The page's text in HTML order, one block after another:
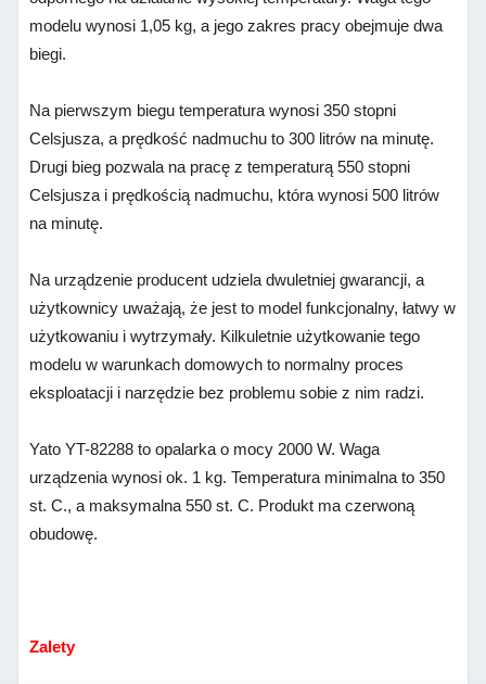
modelu wynosi 1,05 kg, a jego zakres pracy obejmuje dwa
biegi.
Na pierwszym biegu temperatura wynosi 350 stopni
Celsjusza, a prędkość nadmuchu to 300 litrów na minutę.
Drugi bieg pozwala na pracę z temperaturą 550 stopni
Celsjusza i prędkością nadmuchu, która wynosi 500 litrów
na minutę.
Na urządzenie producent udziela dwuletniej gwarancji, a
użytkownicy uważają, że jest to model funkcjonalny, łatwy w
użytkowaniu i wytrzymały. Kilkuletnie użytkowanie tego
modelu w warunkach domowych to normalny proces
eksploatacji i narzędzie bez problemu sobie z nim radzi.
Yato YT-82288 to opalarka o mocy 2000 W. Waga
urządzenia wynosi ok. 1 kg. Temperatura minimalna to 350
st. C., a maksymalna 550 st. C. Produkt ma czerwoną
obudowę.
Zalety